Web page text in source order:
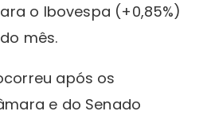
o Ibovespa (+0,85%)
mês.
após os
e do Senado